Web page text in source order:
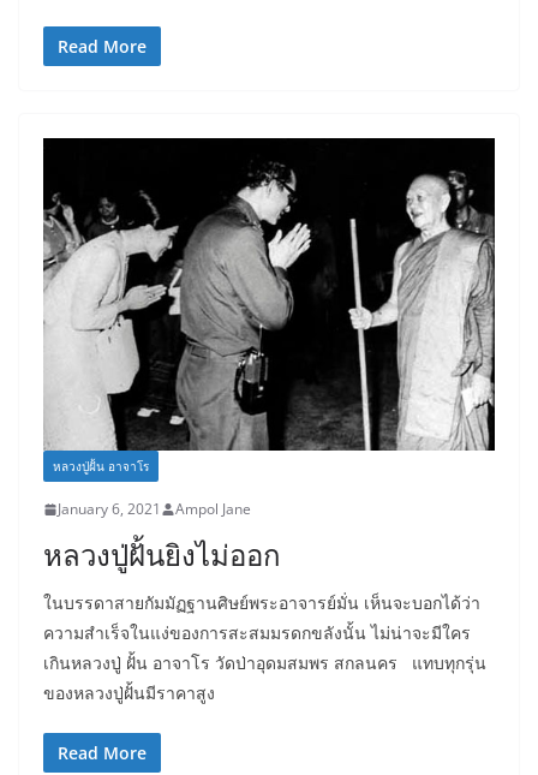
Read More
หลวงปู่ฝั้น อาจาโร
January 6, 2021 Ampol Jane
หลวงปู่ฝั้นยิงไม่ออก
ในบรรดาสายกัมมัฏฐานศิษย์พระอาจารย์มั่น เห็นจะบอกได้ว่า
ความสำเร็จในแง่ของการสะสมมรดกขลังนั้น ไม่น่าจะมีใคร
เกินหลวงปู่ ฝั้น อาจาโร วัดป่าอุดมสมพร สกลนคร แทบทุกรุ่น
ของหลวงปู่ฝั้นมีราคาสูง
Read More